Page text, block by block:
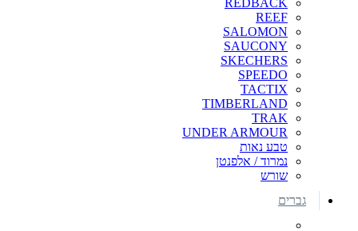
REEF
SALOMON
SAUCONY
SKECHERS
SPEEDO
TACTIX
TIMBERLAND
TRAK
UNDER ARMOUR
טבע נאות
נמרוד / אלפנטן
שורש
גברים